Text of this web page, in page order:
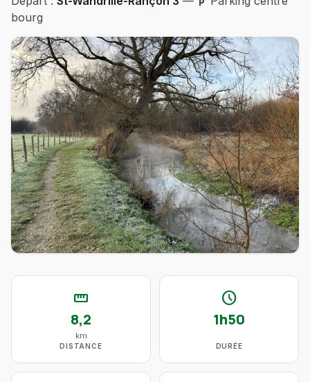
bourg
straighten
8,2
km
DISTANCE
schedule
1h50
DURÉE